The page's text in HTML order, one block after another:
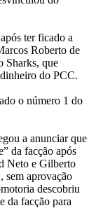
ter ficado a
Roberto de
Sharks, que
do PCC.
o número 1 do
a anunciar que
da facção após
Neto e Gilberto
sem aprovação
descobriu
da facção para